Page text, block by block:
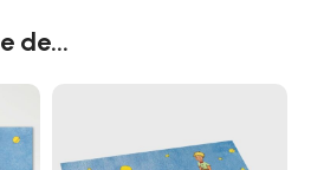
de...